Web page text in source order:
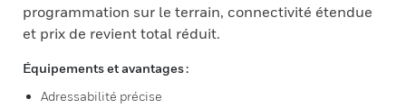
programmation sur le terrain, connectivité étendue
et prix de revient total réduit.
Équipements et avantages :
Adressabilité précise